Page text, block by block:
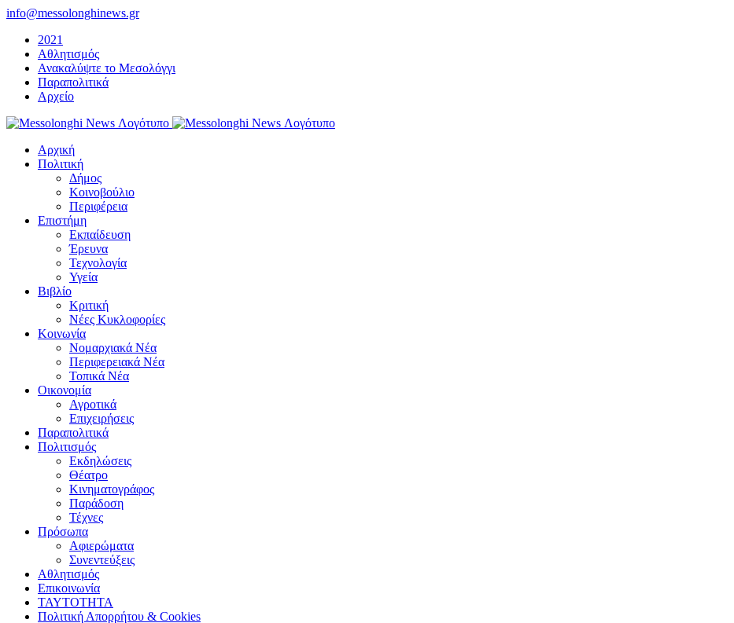
Μετάβαση
περιεχόμενο
info@messolonghinews.gr
2021
Αθλητισμός
Ανακαλύψτε το Μεσολόγγι
Παραπολιτικά
Αρχείο
Αρχική
Πολιτική
Δήμος
Κοινοβούλιο
Περιφέρεια
Επιστήμη
Εκπαίδευση
Έρευνα
Τεχνολογία
Υγεία
Βιβλίο
Κριτική
Νέες Κυκλοφορίες
Κοινωνία
Νομαρχιακά Νέα
Περιφερειακά Νέα
Τοπικά Νέα
Οικονομία
Αγροτικά
Επιχειρήσεις
Παραπολιτικά
Πολιτισμός
Εκδηλώσεις
Θέατρο
Κινηματογράφος
Παράδοση
Τέχνες
Πρόσωπα
Αφιερώματα
Συνεντεύξεις
Αθλητισμός
Επικοινωνία
ΤΑΥΤΟΤΗΤΑ
Πολιτική Απορρήτου & Cookies